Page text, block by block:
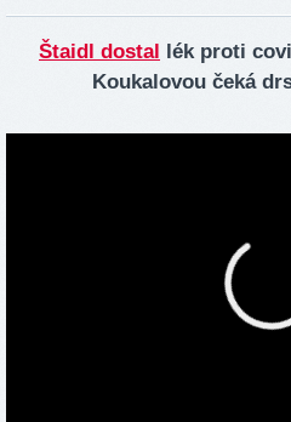
Štaidl dostal lék proti
Koukalovou čeká